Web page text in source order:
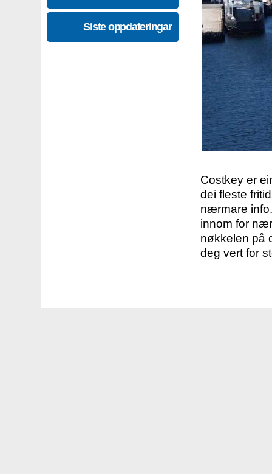
Siste oppdateringar
Costkey er
dei fleste
nærmare
innom for
nøkkelen på
deg vert for